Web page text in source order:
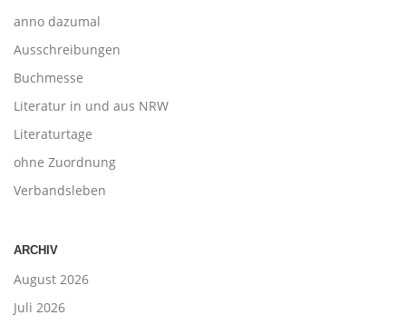
anno dazumal
Ausschreibungen
Buchmesse
Literatur in und aus NRW
Literaturtage
ohne Zuordnung
Verbandsleben
ARCHIV
August 2026
Juli 2026